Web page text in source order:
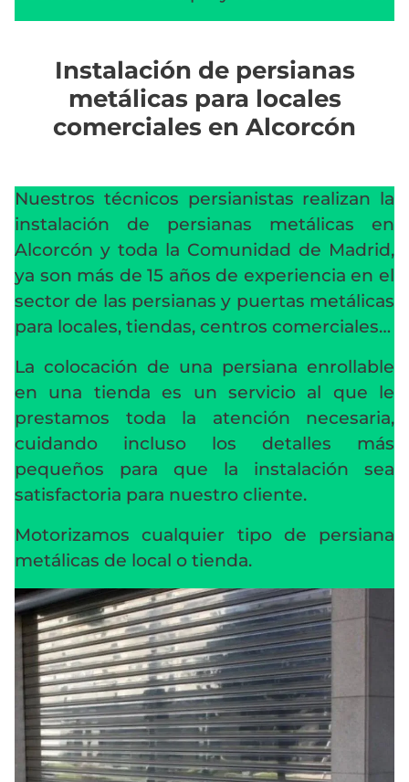
Instalación de persianas
metálicas para locales
comerciales en Alcorcón
Nuestros técnicos persianistas realizan la
instalación de persianas metálicas en
Alcorcón y toda la Comunidad de Madrid,
ya son más de 15 años de experiencia en el
sector de las persianas y puertas metálicas
para locales, tiendas, centros comerciales…
La colocación de una persiana enrollable
en una tienda es un servicio al que le
prestamos toda la atención necesaria,
cuidando incluso los detalles más
pequeños para que la instalación sea
satisfactoria para nuestro cliente.
Motorizamos cualquier tipo de persiana
metálicas de local o tienda.